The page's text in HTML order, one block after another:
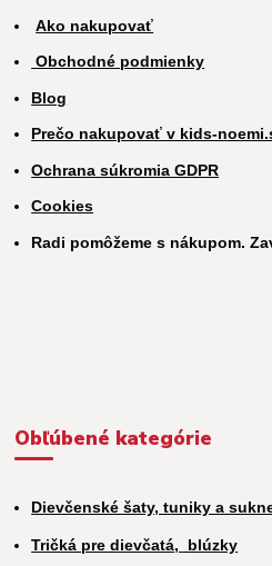
Ako nakupovať
Obchodné podmienky
Blog
Prečo nakupovať v kids-
Ochrana súkromia GDPR
Cookies
Radi pomôžeme s nákupom.
Obľúbené kategórie
Dievčenské šaty, tuniky a
Tričká pre dievčatá, blúzky